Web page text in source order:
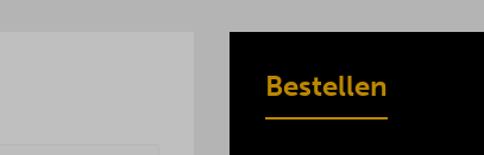
Bestellen